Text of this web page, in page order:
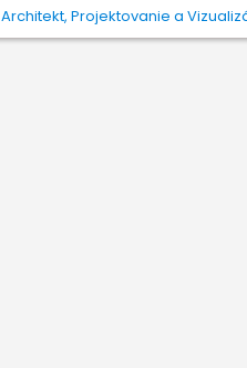
Architekt, Projektovanie a